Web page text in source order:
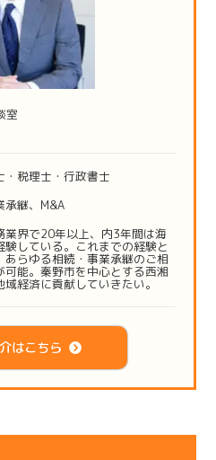
室
・税理士・行政書士
承継、M&A
業界で20年以上、内3年間は海
験している。これまでの経験と
あらゆる相続・事業承継のご相
可能。秦野市を中心とする西湘
域経済に貢献していきたい。
はこちら